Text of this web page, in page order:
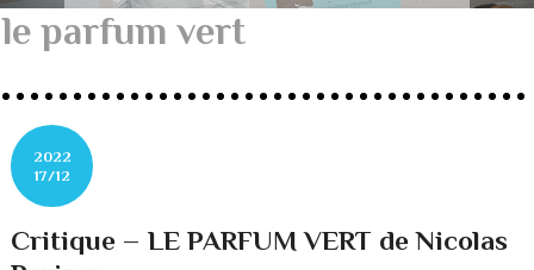
le parfum vert
2022
17/12
Critique – LE PARFUM VERT de Nicolas